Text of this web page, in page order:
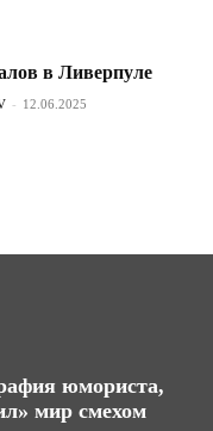
в Ливерпуле
- 12.06.2025
юмориста,
мир смехом